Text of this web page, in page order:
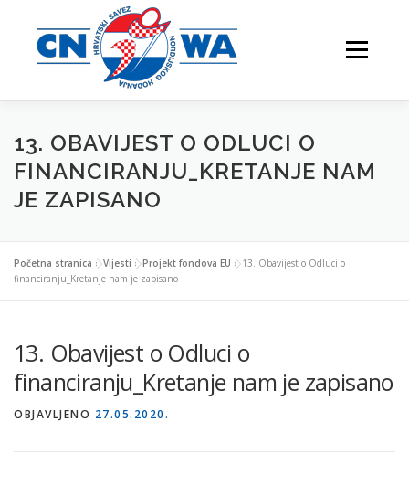
sadržaj
Izbornik
NATJECANJA FESTIVALI O NAMA
NORDIJSKO HODANJE KONTAKTI
13. OBAVIJEST O ODLUCI O
FINANCIRANJU_KRETANJE NAM
JE ZAPISANO
Početna stranica »Vijesti »Projekt fondova EU »13. Obavijest o Odluci o
financiranju_Kretanje nam je zapisano
13. Obavijest o Odluci o
financiranju_Kretanje nam je zapisano
OBJAVLJENO 27.05.2020.